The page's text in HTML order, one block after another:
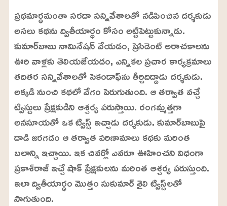
ప్రథమార్ధమంతా సరదా సన్నివేశాలతో నడిపించిన దర్శకుడు
అసలు కథను ద్వితీయార్ధం కోసం అట్టిపెట్టుకున్నాడు.
కుమార్‌బాబు నామినేషన్‌ వేయడం, ప్రెసిడెంట్‌ అరాచకాలను
ఊరి వాళ్లకు తెలియజేయడం, ఎన్నికల ప్రచార కార్యక్రమాలు
తదితర సన్నివేశాలతో సెకండాఫ్‌ను తీర్చిదిద్దాడు దర్శకుడు.
అక్కడి నుంచి కథలో వేగం పెరుగుతుంది. ఆ తర్వాత వచ్చే
ట్విస్టులు ప్రేక్షకుడిని ఆశ్చర్య పరుస్తాయి. రంగమ్మత్తగా
అనసూయతో ఒక ట్విస్ట్‌ ఇచ్చాడు దర్శకుడు. కుమార్‌బాబుపై
దాడి జరగడం ఆ తర్వాత పరిణామాలు కథకు మరింత
బలాన్ని ఇచ్చాయి. ఇక చివర్లో ఎవరూ ఊహించని విధంగా
ప్రకాశ్‌రాజ్‌ ఇచ్చే షాక్‌ ప్రేక్షకులను మరింత ఆశ్చర్య పరుస్తుంది.
ఇలా ద్వితీయార్ధం మొత్తం సుకుమార్‌ శైలి ట్విస్ట్‌లతో
సాగుతుంది.